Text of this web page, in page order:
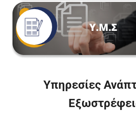
Υπηρεσίες